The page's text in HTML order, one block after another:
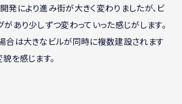
発により進み街が大きく変わりましたが、ビ
あり少しずつ変わっていった感じがします。
合は大きなビルが同時に複数建設されます
を感じます。